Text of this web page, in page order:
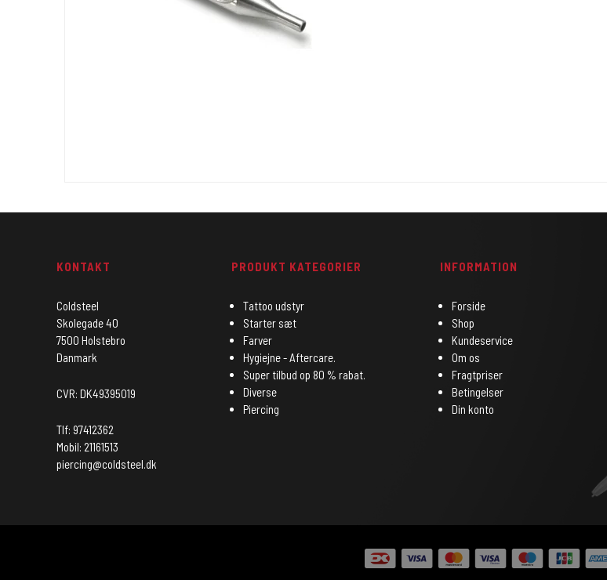
KONTAKT
Coldsteel
Skolegade 40
7500 Holstebro
Danmark
CVR: DK49395019
Tlf: 97412362
Mobil: 21161513
piercing@coldsteel.dk
PRODUKT KATEGORIER
Tattoo udstyr
Starter sæt
Farver
Hygiejne - Aftercare.
Super tilbud op 80 % rabat.
Diverse
Piercing
INFORMATION
Forside
Shop
Kundeservice
Om os
Fragtpriser
Betingelser
Din konto